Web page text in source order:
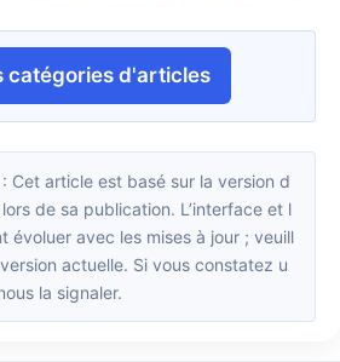
catégories d'articles
de sa publication. L’interface et l
évoluer avec les mises à jour ; veuill
actuelle. Si vous constatez u
la signaler.